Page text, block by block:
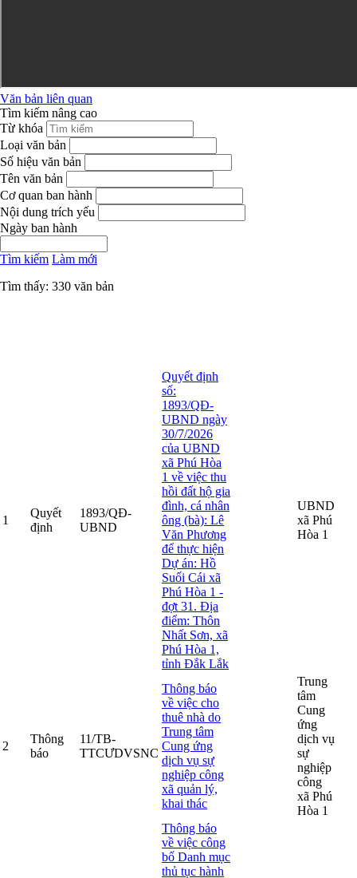
Văn bản liên quan
Tìm kiếm nâng cao
Từ khóa
Loại văn bản
Số hiệu văn bản
Tên văn bản
Cơ quan ban hành
Nội dung trích yếu
Ngày ban hành
Tìm kiếm Làm mới
Tìm thấy: 330 văn bản
1
Quyết
định
1893/QĐ-
UBND
Quyết định
số:
1893/QĐ-
UBND ngày
30/7/2026
của UBND
xã Phú Hòa
1 về việc thu
hồi đất hộ gia
đình, cá nhân
ông (bà): Lê
Văn Phương
để thực hiện
Dự án: Hồ
Suối Cái xã
Phú Hòa 1 -
đợt 31. Địa
điểm: Thôn
Nhất Sơn, xã
Phú Hòa 1,
tỉnh Đắk Lắk
UBND
xã Phú
Hòa 1
2
Thông
báo
11/TB-
TTCƯDVSNC
Thông báo
về việc cho
thuê nhà do
Trung tâm
Cung ứng
dịch vụ sự
nghiệp công
xã quản lý,
khai thác
Trung
tâm
Cung
ứng
dịch vụ
sự
nghiệp
công
xã Phú
Hòa 1
Thông báo
về việc công
bố Danh mục
thủ tục hành